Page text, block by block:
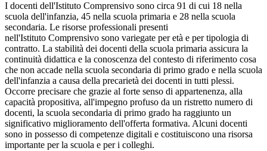
I docenti dell'Istituto Comprensivo sono circa 91 di cui 18 nella
scuola dell'infanzia, 45 nella scuola primaria e 28 nella scuola
secondaria. Le risorse professionali presenti
nell'Istituto Comprensivo sono variegate per età e per tipologia di
contratto. La stabilità dei docenti della scuola primaria assicura la
continuità didattica e la conoscenza del contesto di riferimento cosa
che non accade nella scuola secondaria di primo grado e nella scuola
dell'infanzia a causa della precarietà dei docenti in tutti plessi.
Occorre precisare che grazie al forte senso di appartenenza, alla
capacità propositiva, all'impegno profuso da un ristretto numero di
docenti, la scuola secondaria di primo grado ha raggiunto un
significativo miglioramento dell'offerta formativa. Alcuni docenti
sono in possesso di competenze digitali e costituiscono una risorsa
importante per la scuola e per i colleghi.